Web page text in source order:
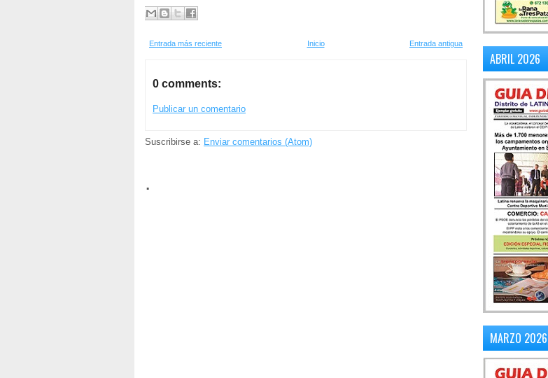
Entrada más reciente Entrada antigua
Inicio
0 comments:
Publicar un comentario
Suscribirse a: Enviar comentarios (Atom)
.
ABRIL 2026
MARZO 2026